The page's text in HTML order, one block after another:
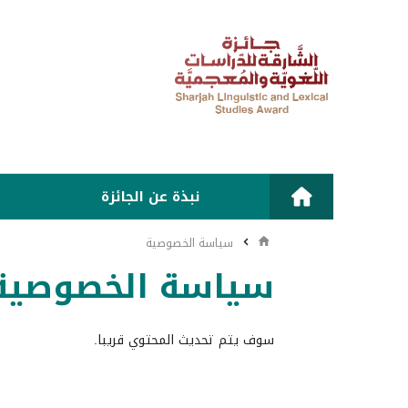
نبذة عن الجائزة
سياسة الخصوصية
سياسة
سوف يتم تحديث المحتوي قريبا.